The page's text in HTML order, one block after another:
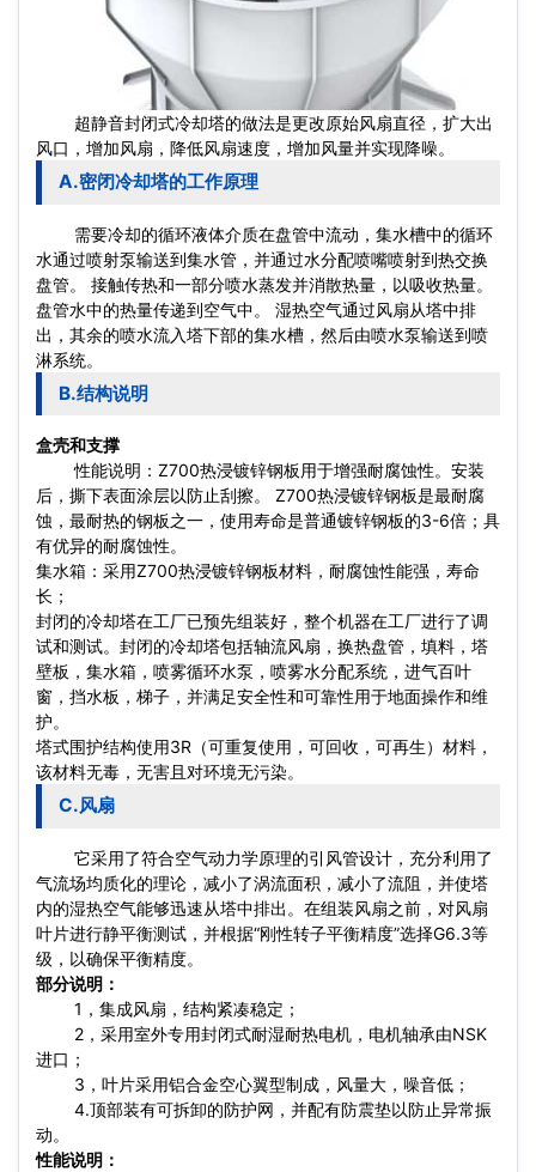
超静音封闭式冷却塔的做法是更改原始风扇直径，扩大出
风口，增加风扇，降低风扇速度，增加风量并实现降噪。
A.密闭冷却塔的工作原理
需要冷却的循环液体介质在盘管中流动，集水槽中的循环
水通过喷射泵输送到集水管，并通过水分配喷嘴喷射到热交换
盘管。 接触传热和一部分喷水蒸发并消散热量，以吸收热量。
盘管水中的热量传递到空气中。 湿热空气通过风扇从塔中排
出，其余的喷水流入塔下部的集水槽，然后由喷水泵输送到喷
淋系统。
B.结构说明
盒壳和支撑
性能说明：Z700热浸镀锌钢板用于增强耐腐蚀性。安装
后，撕下表面涂层以防止刮擦。 Z700热浸镀锌钢板是最耐腐
蚀，最耐热的钢板之一，使用寿命是普通镀锌钢板的3-6倍；具
有优异的耐腐蚀性。
集水箱：采用Z700热浸镀锌钢板材料，耐腐蚀性能强，寿命
长；
封闭的冷却塔在工厂已预先组装好，整个机器在工厂进行了调
试和测试。封闭的冷却塔包括轴流风扇，换热盘管，填料，塔
壁板，集水箱，喷雾循环水泵，喷雾水分配系统，进气百叶
窗，挡水板，梯子，并满足安全性和可靠性用于地面操作和维
护。
塔式围护结构使用3R（可重复使用，可回收，可再生）材料，
该材料无毒，无害且对环境无污染。
C.风扇
它采用了符合空气动力学原理的引风管设计，充分利用了
气流场均质化的理论，减小了涡流面积，减小了流阻，并使塔
内的湿热空气能够迅速从塔中排出。在组装风扇之前，对风扇
叶片进行静平衡测试，并根据“刚性转子平衡精度”选择G6.3等
级，以确保平衡精度。
部分说明：
1，集成风扇，结构紧凑稳定；
2，采用室外专用封闭式耐湿耐热电机，电机轴承由NSK
进口；
3，叶片采用铝合金空心翼型制成，风量大，噪音低；
4.顶部装有可拆卸的防护网，并配有防震垫以防止异常振
动。
性能说明：